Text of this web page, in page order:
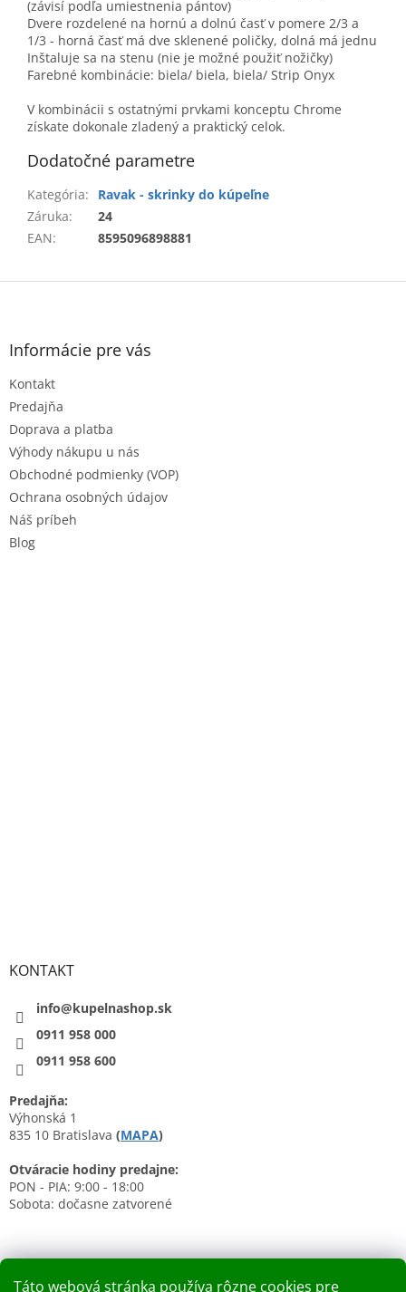
Táto webová stránka používa rôzne cookies pre
(závisí podľa umiestnenia pántov)
Dvere rozdelené na hornú a dolnú časť v pomere 2/3 a
1/3 - horná časť má dve sklenené poličky, dolná má jednu
Inštaluje sa na stenu (nie je možné použiť nožičky)
Farebné kombinácie: biela/ biela, biela/ Strip Onyx
V kombinácii s ostatnými prvkami konceptu Chrome
získate dokonale zladený a praktický celok.
Dodatočné parametre
Kategória:
Ravak - skrinky do kúpeľne
Záruka:
24
EAN: 8595096898881
Z
Informácie pre vás
Kontakt
Predajňa
Doprava a platba
Výhody nákupu u nás
Obchodné podmienky (VOP)
Ochrana osobných údajov
Náš príbeh
Blog
KONTAKT
info@kupelnashop.sk
0911 958 000
0911 958 600
Predajňa:
Výhonská 1
835 10 Bratislava (MAPA)
Otváracie hodiny predajne:
PON - PIA: 9:00 - 18:00
Sobota: dočasne zatvorené